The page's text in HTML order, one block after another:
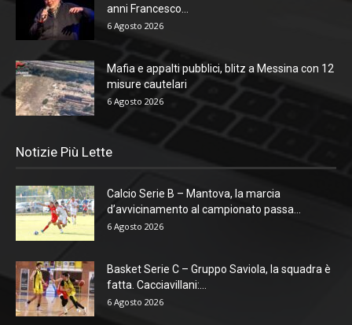
anni Francesco...
6 Agosto 2026
Mafia e appalti pubblici, blitz a Messina con 12
misure cautelari
6 Agosto 2026
Notizie Più Lette
Calcio Serie B – Mantova, la marcia
d’avvicinamento al campionato passa...
6 Agosto 2026
Basket Serie C – Gruppo Saviola, la squadra è
fatta. Cacciavillani:...
6 Agosto 2026